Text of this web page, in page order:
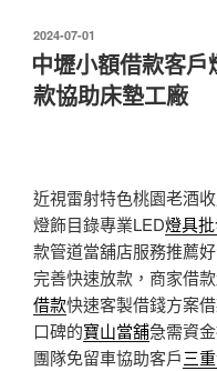
發
佈
於
2024-07-01
中壢小額借款客
款協助床墊工廠
近視雷射特色桃園老酒
燈飾目錄專業LED燈具
款管道當舖店服務推薦
完善快速放款，商家借
借款快速客製借錢方案
口碑的寶山當舖急需資
團隊免留車協助客戶三